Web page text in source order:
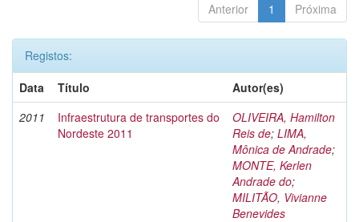
Anterior 1 Próxima
Registos:
Data
Título
Autor(es)
2011
Infraestrutura de transportes do
Nordeste 2011
OLIVEIRA, Hamilton
Reis de; LIMA,
Mônica de Andrade;
MONTE, Kerlen
Andrade do;
MILITÃO, Vivianne
Benevides